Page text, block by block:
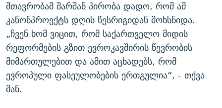
მთავრობამ შარშან პირობა დადო, რომ ამ
კანონპროექტს დღის წესრიგიდან მოხსნიდა.
„ჩვენ ხომ ვიცით, რომ საქართველო მიდის
რეფორმების გზით ევროკავშირის წევრობის
მიმართულებით და ამით აცხადებს, რომ
ევროპული ფასეულობების ერთგულია“, - თქვა
მან.